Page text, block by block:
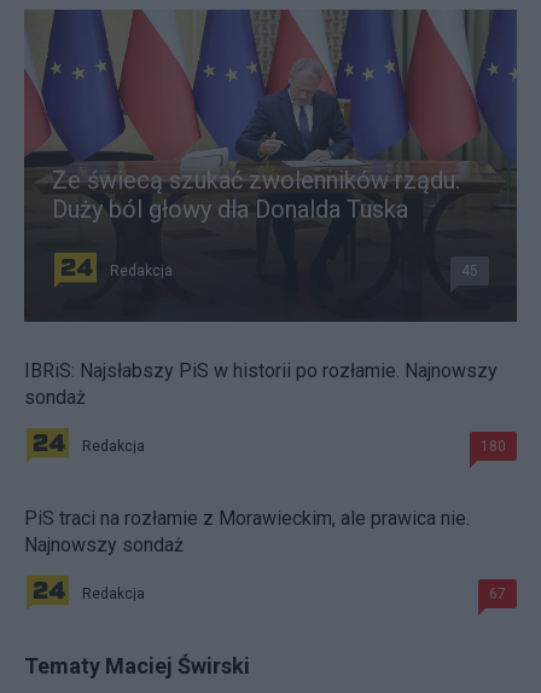
Ze świecą szukać zwolenników rządu.
Duży ból głowy dla Donalda Tuska
Redakcja 45
IBRiS: Najsłabszy PiS w historii po rozłamie. Najnowszy
sondaż
Redakcja 180
PiS traci na rozłamie z Morawieckim, ale prawica nie.
Najnowszy sondaż
Redakcja 67
Tematy Maciej Świrski